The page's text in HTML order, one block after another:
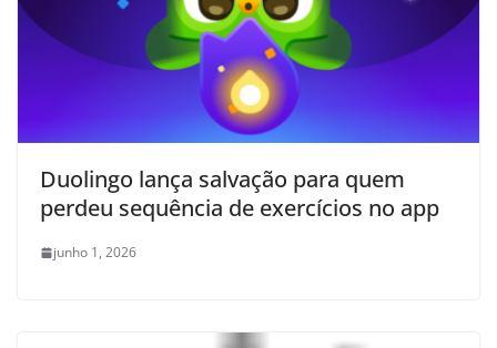
Duolingo lança salvação para quem
perdeu sequência de exercícios no app
junho 1, 2026